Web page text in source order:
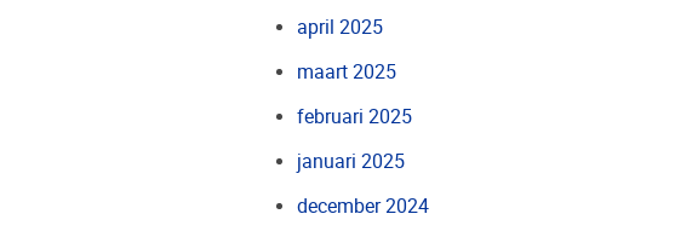
april 2025
maart 2025
februari 2025
januari 2025
december 2024